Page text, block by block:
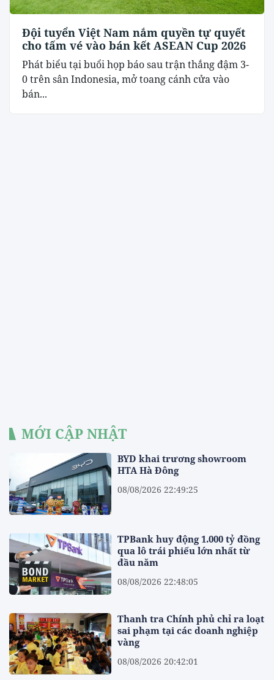
Đội tuyển Việt Nam nắm quyền tự quyết
cho tấm vé vào bán kết ASEAN Cup 2026
Phát biểu tại buổi họp báo sau trận thắng đậm 3-
0 trên sân Indonesia, mở toang cánh cửa vào
bán...
MỚI CẬP NHẬT
BYD khai trương showroom
HTA Hà Đông
08/08/2026 22:49:25
TPBank huy động 1.000 tỷ đồng
qua lô trái phiếu lớn nhất từ
đầu năm
08/08/2026 22:48:05
Thanh tra Chính phủ chỉ ra loạt
sai phạm tại các doanh nghiệp
vàng
08/08/2026 20:42:01